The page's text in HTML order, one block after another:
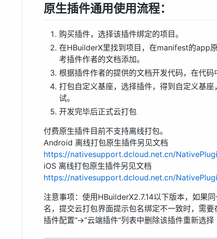
原生插件通用使用流程：
购买插件，选择该插件绑定的项目。
在HBuilderX里找到项目，在manifest的app
考插件作者的文档添加。
根据插件作者的提供的文档开发代码，在代
打包自定义基座，选择插件，得到自定义基
试。
开发完毕后正式云打包
付费原生插件目前不支持离线打包。
Android 离线打包原生插件另见文档
https://nativesupport.dcloud.net.cn/
iOS 离线打包原生插件另见文档
https://nativesupport.dcloud.net.cn/
注意事项：使用HBuilderX2.7.14以下版本，如果
名，提交云打包界面提示包名绑定不一致时，需
插件配置”->”云端插件“列表中删除该插件重新选择